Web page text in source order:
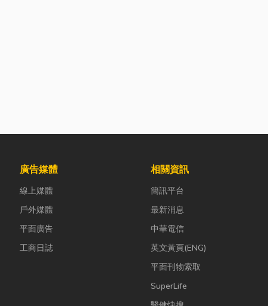
廣告媒體
線上媒體
戶外媒體
平面廣告
工商日誌
相關資訊
簡訊平台
最新消息
中華電信
英文黃頁(ENG)
平面刊物索取
SuperLife